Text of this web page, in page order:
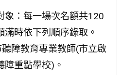
象：每一場次名額共120
滿時依下列順序錄取。
障教育專業教師(市立啟
障重點學校)。